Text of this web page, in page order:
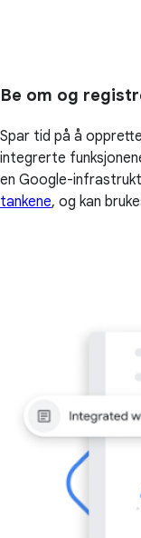
Be om og
Spar tid på å
integrerte
en Google-
tankene, og kan